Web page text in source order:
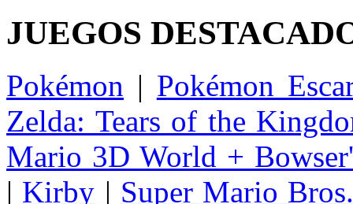
JUEGOS
Pokémon | Pokémon
Zelda: Tears of the
Mario 3D World +
| Kirby | Super Mario